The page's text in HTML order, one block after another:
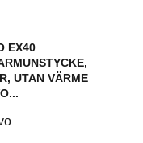
EX40
UTAN VÄRME